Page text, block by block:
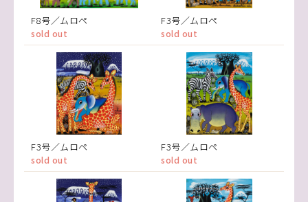
F8号／ムロペ
sold out
F3号／ムロペ
sold out
F3号／ムロペ
sold out
F3号／ムロペ
sold out